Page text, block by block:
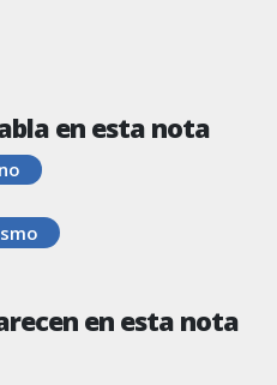
en esta nota
en esta nota